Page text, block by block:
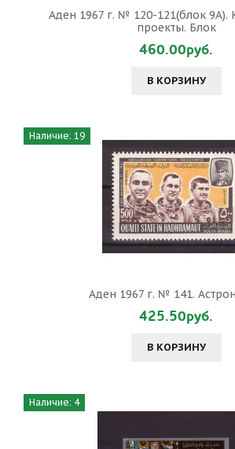
Аден 1967 г. № 120-121(блок 9А).
проекты. Блок
460.00руб.
В КОРЗИНУ
Наличие: 19
Аден 1967 г. № 141.
425.50руб.
В КОРЗИНУ
Наличие: 4